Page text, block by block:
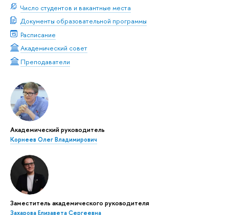
Число студентов и вакантные места
Документы образовательной программы
Расписание
Академический совет
Преподаватели
Академический руководитель
Корнеев Олег Владимирович
Заместитель академического руководителя
Захарова Елизавета Сергеевна